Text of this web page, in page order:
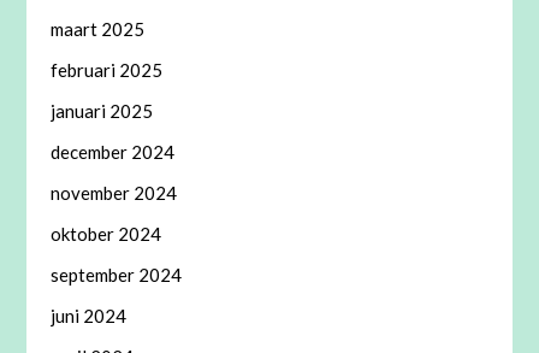
maart 2025
februari 2025
januari 2025
december 2024
november 2024
oktober 2024
september 2024
juni 2024